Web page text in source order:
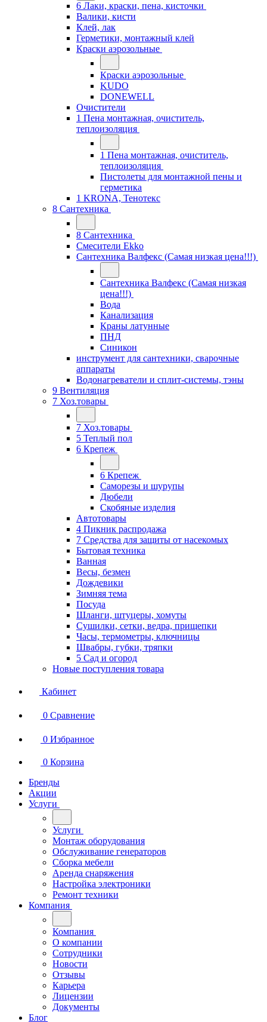
6 Лаки, краски, пена, кисточки
Валики, кисти
Клей, лак
Герметики, монтажный клей
Краски аэрозольные
Краски аэрозольные
KUDO
DONEWELL
Очистители
1 Пена монтажная, очиститель,
теплоизоляция
1 Пена монтажная, очиститель,
теплоизоляция
Пистолеты для монтажной пены и
герметика
1 KRONA, Тенотекс
8 Сантехника
8 Сантехника
Смесители Ekko
Сантехника Валфекс (Самая низкая цена!!!)
Сантехника Валфекс (Самая низкая
цена!!!)
Вода
Канализация
Краны латунные
ПНД
Синикон
инструмент для сантехники, сварочные
аппараты
Водонагреватели и сплит-системы, тэны
9 Вентиляция
7 Хоз.товары
7 Хоз.товары
5 Теплый пол
6 Крепеж
6 Крепеж
Саморезы и шурупы
Дюбели
Скобяные изделия
Автотовары
4 Пикник распродажа
7 Средства для защиты от насекомых
Бытовая техника
Ванная
Весы, безмен
Дождевики
Зимняя тема
Посуда
Шланги, штуцеры, хомуты
Сушилки, сетки, ведра, прищепки
Часы, термометры, ключницы
Швабры, губки, тряпки
5 Сад и огород
Новые поступления товара
Кабинет
0 Сравнение
0 Избранное
0 Корзина
Бренды
Акции
Услуги
Услуги
Монтаж оборудования
Обслуживание генераторов
Сборка мебели
Аренда снаряжения
Настройка электроники
Ремонт техники
Компания
Компания
О компании
Сотрудники
Новости
Отзывы
Карьера
Лицензии
Документы
Блог